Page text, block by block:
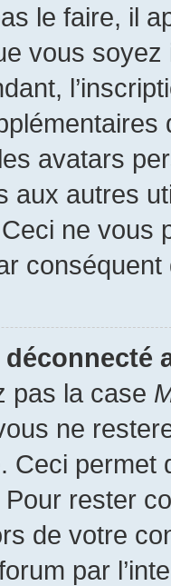
le faire, il
vous
avatars
aux autres
ne vous
conséquent
pas la case
ne
Ceci permet
Pour rester
de votre
par